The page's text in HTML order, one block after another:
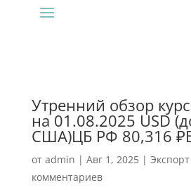
Утренний обзор
на 01.08.2025 USD
США)ЦБ РФ 80,316
от admin | Авг 1, 2025|
комментариев